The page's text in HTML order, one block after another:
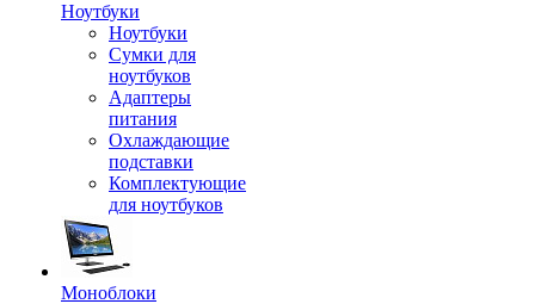
Ноутбуки
Ноутбуки
Сумки для
ноутбуков
Адаптеры
питания
Охлаждающие
подставки
Комплектующие
для ноутбуков
Моноблоки